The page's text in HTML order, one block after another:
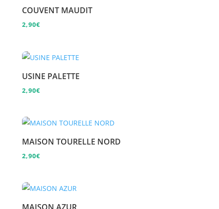
COUVENT MAUDIT
2,90€
USINE PALETTE
2,90€
MAISON TOURELLE NORD
2,90€